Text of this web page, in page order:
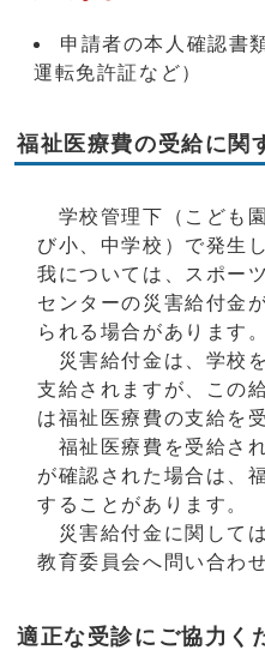
申請者の本人確認書
運転免許証など）
福祉医療費の受給に関
学校管理下（こども
び小、中学校）で発生
我については、スポー
センターの災害給付金
られる場合があります。
災害給付金は、学校
支給されますが、この
は福祉医療費の支給を
福祉医療費を受給さ
が確認された場合は、
することがあります。
災害給付金に関して
教育委員会へ問い合わ
適正な受診にご協力く